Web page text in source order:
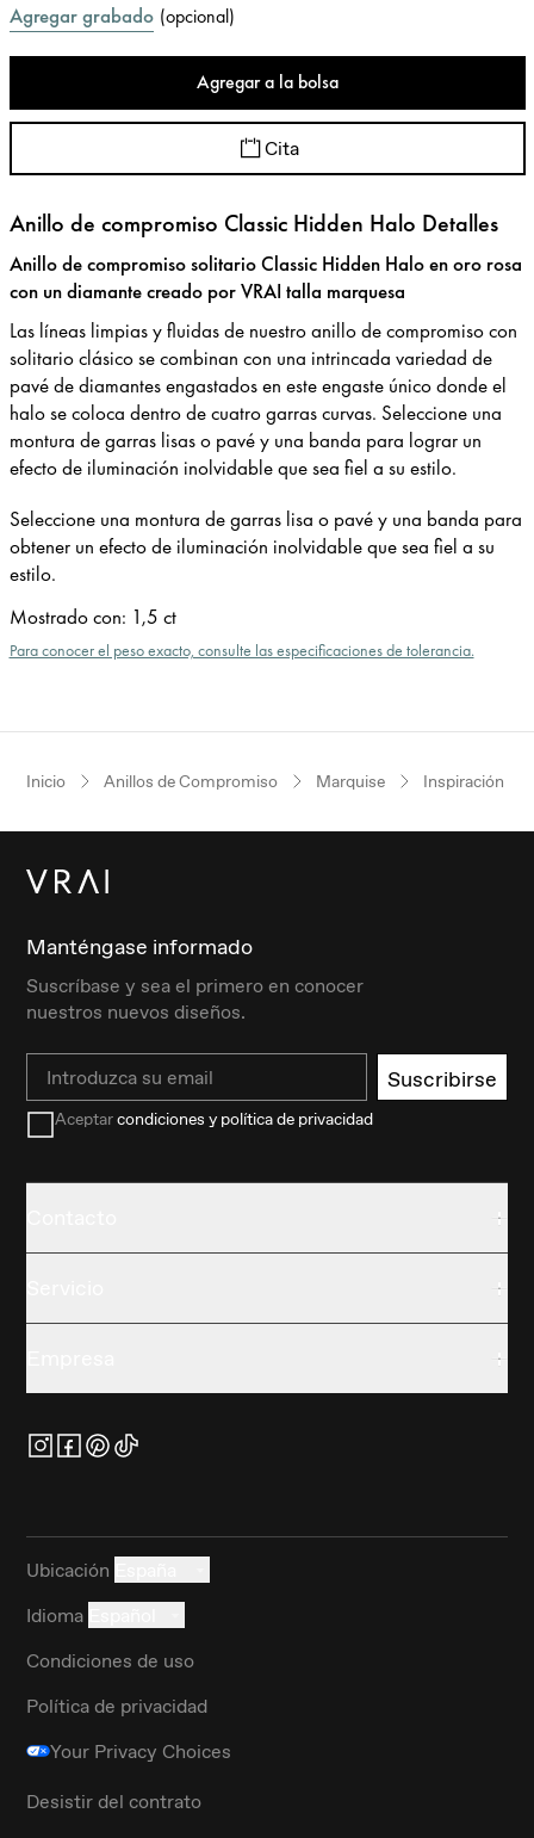
Agregar grabado (opcional)
Agregar a la bolsa
Cita
Anillo de compromiso Classic Hidden Halo Detalles
Anillo de compromiso solitario Classic Hidden Halo en oro rosa
con un diamante creado por VRAI talla marquesa
Las líneas limpias y fluidas de nuestro anillo de compromiso con
solitario clásico se combinan con una intrincada variedad de
pavé de diamantes engastados en este engaste único donde el
halo se coloca dentro de cuatro garras curvas. Seleccione una
montura de garras lisas o pavé y una banda para lograr un
efecto de iluminación inolvidable que sea fiel a su estilo.
Seleccione una montura de garras lisa o pavé y una banda para
obtener un efecto de iluminación inolvidable que sea fiel a su
estilo.
Mostrado con: 1,5 ct
Para conocer el peso exacto, consulte las especificaciones de tolerancia.
Inicio Anillos de Compromiso Marquise Inspiración
Manténgase informado
Suscríbase y sea el primero en conocer
nuestros nuevos diseños.
Email Suscribirse
Aceptarcondiciones y política de privacidad
Ubicación
Idioma
Condiciones de uso
Política de privacidad
Your Privacy Choices
Desistir del contrato